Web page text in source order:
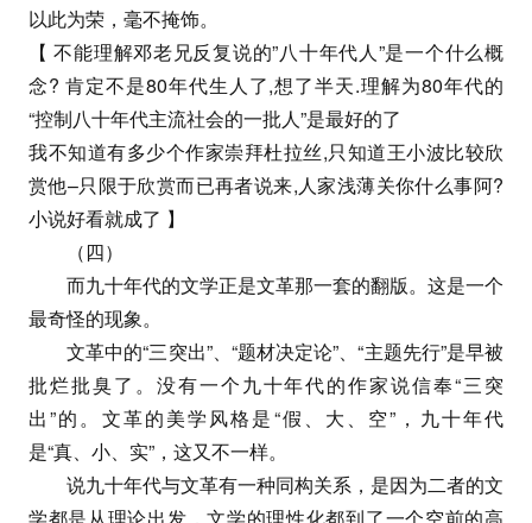
以此为荣，毫不掩饰。
【 不能理解邓老兄反复说的”八十年代人”是一个什么概
念? 肯定不是80年代生人了,想了半天.理解为80年代的
“控制八十年代主流社会的一批人”是最好的了
我不知道有多少个作家崇拜杜拉丝,只知道王小波比较欣
赏他–只限于欣赏而已再者说来,人家浅薄关你什么事阿?
小说好看就成了 】
（四）
而九十年代的文学正是文革那一套的翻版。这是一个
最奇怪的现象。
文革中的“三突出”、“题材决定论”、“主题先行”是早被
批烂批臭了。没有一个九十年代的作家说信奉“三突
出”的。文革的美学风格是“假、大、空”，九十年代
是“真、小、实”，这又不一样。
说九十年代与文革有一种同构关系，是因为二者的文